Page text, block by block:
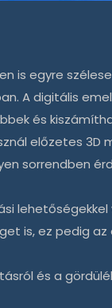
is egyre
A digitális
és
előzetes 3D
sorrendben
is, ez pedig
és a